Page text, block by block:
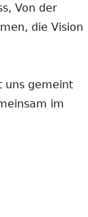
Von der
die Vision
uns gemeint
im